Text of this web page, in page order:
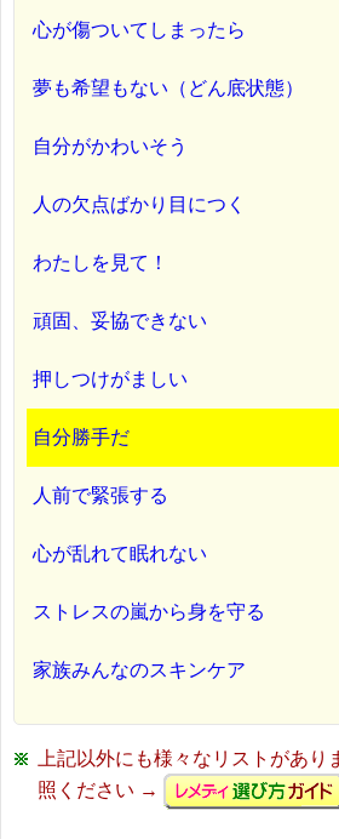
心が傷ついてしまったら
夢も希望もない（どん底状態）
自分がかわいそう
人の欠点ばかり目につく
わたしを見て！
頑固、妥協できない
押しつけがましい
自分勝手だ
人前で緊張する
心が乱れて眠れない
ストレスの嵐から身を守る
家族みんなのスキンケア
上記以外にも様々なリストがあり
照ください →